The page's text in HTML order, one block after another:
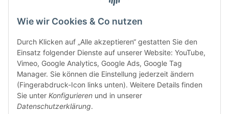
ein Car Cover anzubieten - passgenau und individuell.
weitere Produkte, wie Reifenschuhe, Hardtopständer hinzu.
sind mit hochwertigen Techniken und Materialien gefertigt.
dasMOBILWERK® ist seit der Gründung ein
Familienunternehmen, welches sich seit 2010 auf
Wachstumskurs befindet. Hier haben Sie zu den üblichen
Geschäftszeiten immer einen persönlichen Ansprechpartner,
sofern Sie Fragen rund um die Produkte von dasMOBILWERK
Wie wir Cookies & Co nutzen
Durch Klicken auf „Alle akzeptieren“ gestatten Sie den
Einsatz folgender Dienste auf unserer Website: YouTube,
Vimeo, Google Analytics, Google Ads, Google Tag
Manager. Sie können die Einstellung jederzeit ändern
(Fingerabdruck-Icon links unten). Weitere Details finden
Sie unter Konfigurieren und in unserer
Datenschutzerklärung.